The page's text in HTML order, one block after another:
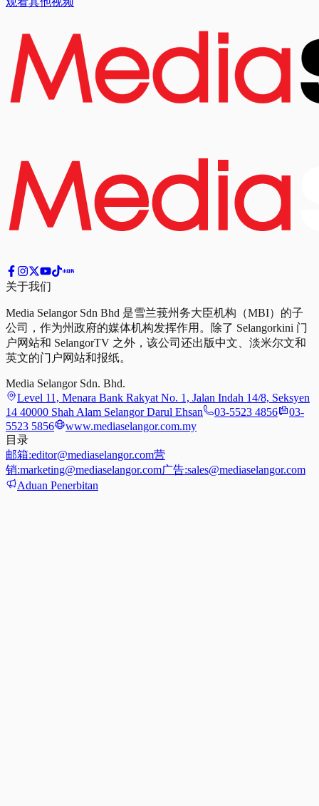
关于我们
Media Selangor Sdn Bhd 是雪兰莪州务大臣机构（MBI）的子
公司，作为州政府的媒体机构发挥作用。除了 Selangorkini 门
户网站和 SelangorTV 之外，该公司还出版中文、淡米尔文和
英文的门户网站和报纸。
Media Selangor Sdn. Bhd.
Level 11, Menara Bank Rakyat No. 1, Jalan Indah 14/8, Seksyen
14 40000 Shah Alam Selangor Darul Ehsan
03-5523 4856
03-
5523 5856
www.mediaselangor.com.my
目录
邮箱:editor@mediaselangor.com营
销:marketing@mediaselangor.com广告:sales@mediaselangor.com
Aduan Penerbitan